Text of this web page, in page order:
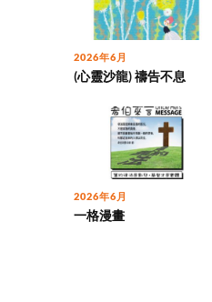
2026年6月
(心靈沙龍) 禱告不息
2026年6月
一格漫畫